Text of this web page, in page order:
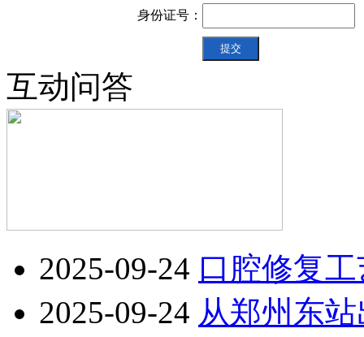
身份证号：
互动问答
2025-09-24 口腔修复
2025-09-24 从郑州东